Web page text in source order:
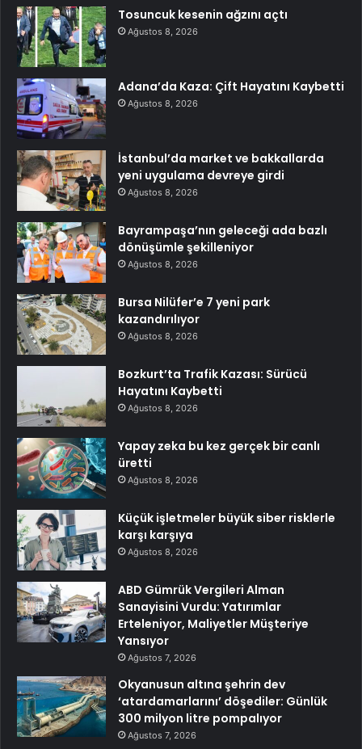
Tosuncuk kesenin ağzını açtı
Ağustos 8, 2026
Adana’da Kaza: Çift Hayatını Kaybetti
Ağustos 8, 2026
İstanbul’da market ve bakkallarda
yeni uygulama devreye girdi
Ağustos 8, 2026
Bayrampaşa’nın geleceği ada bazlı
dönüşümle şekilleniyor
Ağustos 8, 2026
Bursa Nilüfer’e 7 yeni park
kazandırılıyor
Ağustos 8, 2026
Bozkurt’ta Trafik Kazası: Sürücü
Hayatını Kaybetti
Ağustos 8, 2026
Yapay zeka bu kez gerçek bir canlı
üretti
Ağustos 8, 2026
Küçük işletmeler büyük siber risklerle
karşı karşıya
Ağustos 8, 2026
ABD Gümrük Vergileri Alman
Sanayisini Vurdu: Yatırımlar
Erteleniyor, Maliyetler Müşteriye
Yansıyor
Ağustos 7, 2026
Okyanusun altına şehrin dev
‘atardamarlarını’ döşediler: Günlük
300 milyon litre pompalıyor
Ağustos 7, 2026